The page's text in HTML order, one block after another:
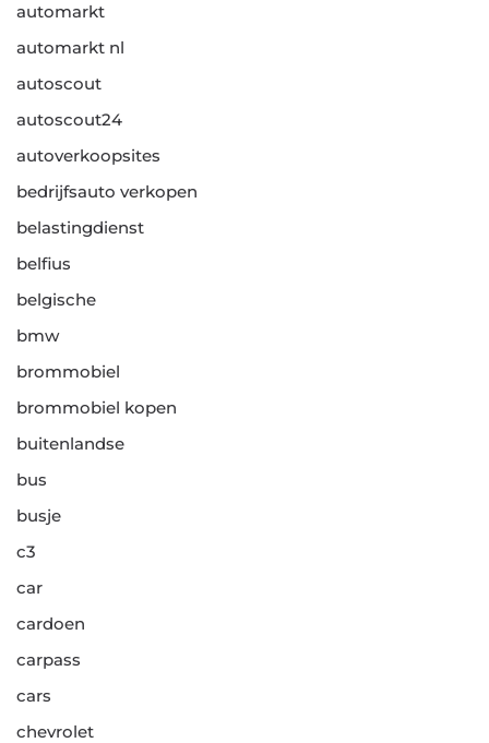
automarkt
automarkt nl
autoscout
autoscout24
autoverkoopsites
bedrijfsauto verkopen
belastingdienst
belfius
belgische
bmw
brommobiel
brommobiel kopen
buitenlandse
bus
busje
c3
car
cardoen
carpass
cars
chevrolet